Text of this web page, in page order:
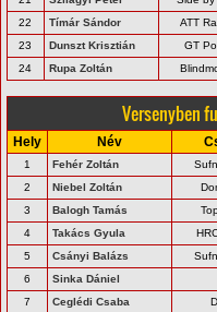
22
Tímár Sándor ATT
23
Dunszt Krisztián GT
24
Rupa Zoltán
Versenyben
Hely Név
1 Fehér Zoltán
2
Niebel Zoltán
3
Balogh Tamás
4
Takács Gyula
5
Csányi Balázs
6
Sinka Dániel
7
Ceglédi Csaba